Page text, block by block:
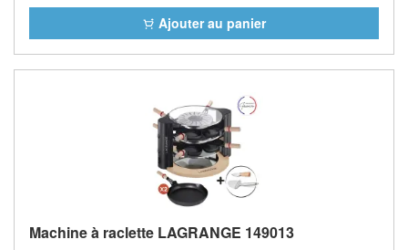
Ajouter au panier
Machine à raclette LAGRANGE 149013